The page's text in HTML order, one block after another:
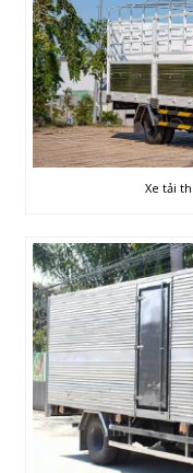
Xe tải